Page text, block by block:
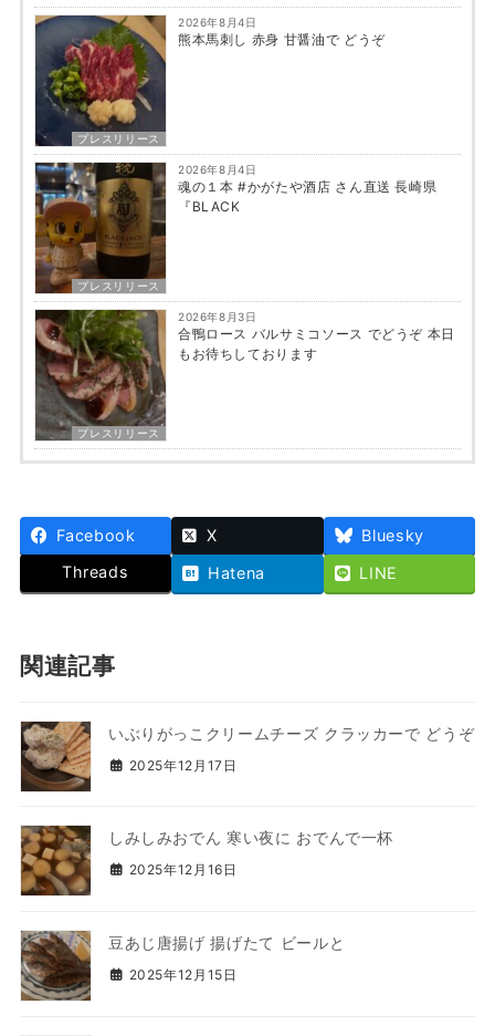
プレスリリース
2026年8月4日
熊本馬刺し 赤身 甘醤油で どうぞ
プレスリリース
2026年8月4日
魂の１本 #かがたや酒店 さん直送 長崎県
『BLACK
プレスリリース
2026年8月3日
合鴨ロース バルサミコソース でどうぞ 本日
もお待ちしております
Facebook X
Bluesky
Threads
Hatena LINE
関連記事
いぶりがっこクリームチーズ クラッカーで どうぞ
2025年12月17日
しみしみおでん 寒い夜に おでんで一杯
2025年12月16日
豆あじ唐揚げ 揚げたて ビールと
2025年12月15日